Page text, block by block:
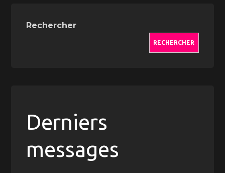
Rechercher
RECHERCHER
Derniers
messages